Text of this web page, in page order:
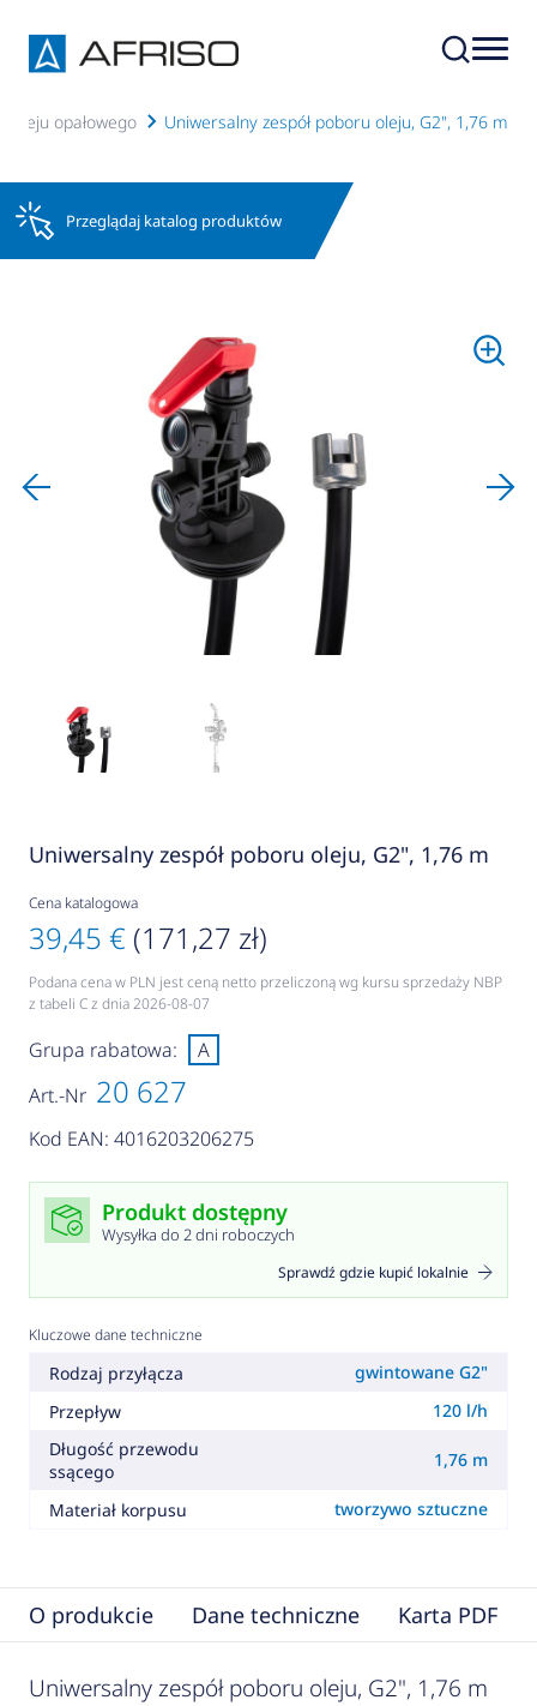
oleju opałowego Uniwersalny zespół poboru oleju, G2", 1,76 m
Przeglądaj katalog produktów
Uniwersalny zespół poboru oleju, G2", 1,76 m
Cena katalogowa
39,45 € (171,27 zł)
Podana cena w PLN jest ceną netto przeliczoną wg kursu sprzedaży NBP
z tabeli C z dnia 2026-08-07
Art.-Nr 20 627
Kod EAN: 4016203206275
Grupa rabatowa: A
Produkt dostępny
Wysyłka do 2 dni roboczych
Sprawdź gdzie kupić lokalnie
Kluczowe dane techniczne
Rodzaj przyłącza
gwintowane G2"
Przepływ
120 l/h
Długość przewodu
ssącego
1,76 m
Materiał korpusu tworzywo sztuczne
O produkcie Dane techniczne Karta PDF
Uniwersalny zespół poboru oleju, G2", 1,76 m